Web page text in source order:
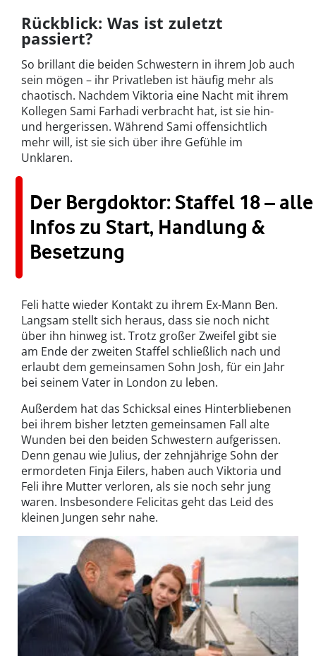
Rückblick: Was ist zuletzt
passiert?
So brillant die beiden Schwestern in ihrem Job auch
sein mögen – ihr Privatleben ist häufig mehr als
chaotisch. Nachdem Viktoria eine Nacht mit ihrem
Kollegen Sami Farhadi verbracht hat, ist sie hin-
und hergerissen. Während Sami offensichtlich
mehr will, ist sie sich über ihre Gefühle im
Unklaren.
Der Bergdoktor: Staffel 18 – alle
Infos zu Start, Handlung &
Besetzung
Feli hatte wieder Kontakt zu ihrem Ex-Mann Ben.
Langsam stellt sich heraus, dass sie noch nicht
über ihn hinweg ist. Trotz großer Zweifel gibt sie
am Ende der zweiten Staffel schließlich nach und
erlaubt dem gemeinsamen Sohn Josh, für ein Jahr
bei seinem Vater in London zu leben.
Außerdem hat das Schicksal eines Hinterbliebenen
bei ihrem bisher letzten gemeinsamen Fall alte
Wunden bei den beiden Schwestern aufgerissen.
Denn genau wie Julius, der zehnjährige Sohn der
ermordeten Finja Eilers, haben auch Viktoria und
Feli ihre Mutter verloren, als sie noch sehr jung
waren. Insbesondere Felicitas geht das Leid des
kleinen Jungen sehr nahe.